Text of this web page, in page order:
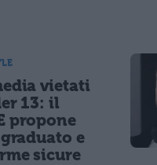
vietati
13: il
propone
e
sicure